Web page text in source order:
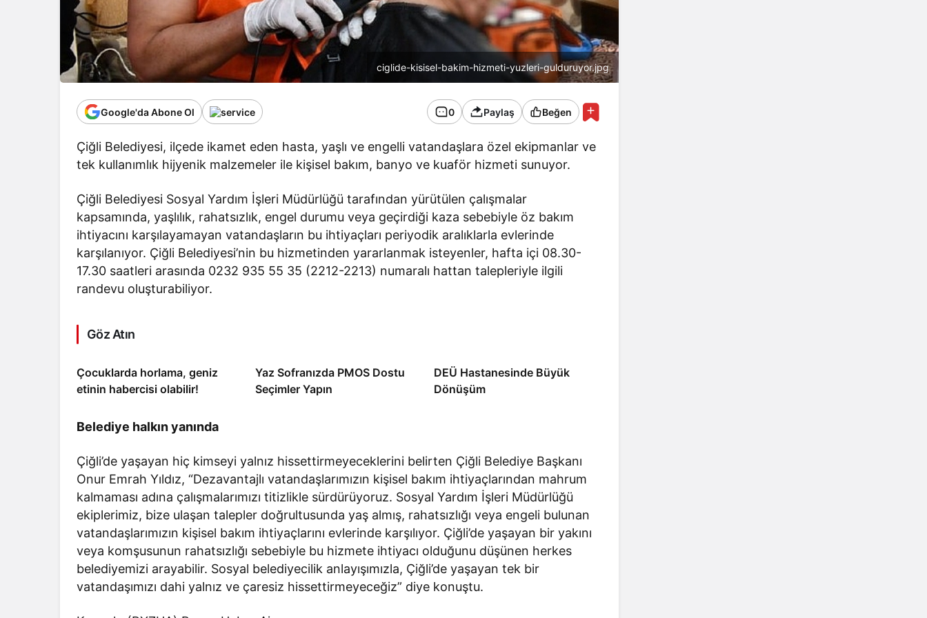
ciglide-kisisel-bakim-hizmeti-yuzleri-gulduruyor.jpg
Google'da Abone Ol 0 Paylaş Beğen
Çiğli Belediyesi, ilçede ikamet eden hasta, yaşlı ve engelli vatandaşlara özel ekipmanlar ve
tek kullanımlık hijyenik malzemeler ile kişisel bakım, banyo ve kuaför hizmeti sunuyor.
Çiğli Belediyesi Sosyal Yardım İşleri Müdürlüğü tarafından yürütülen çalışmalar
kapsamında, yaşlılık, rahatsızlık, engel durumu veya geçirdiği kaza sebebiyle öz bakım
ihtiyacını karşılayamayan vatandaşların bu ihtiyaçları periyodik aralıklarla evlerinde
karşılanıyor. Çiğli Belediyesi’nin bu hizmetinden yararlanmak isteyenler, hafta içi 08.30-
17.30 saatleri arasında 0232 935 55 35 (2212-2213) numaralı hattan talepleriyle ilgili
randevu oluşturabiliyor.
Göz Atın
Çocuklarda horlama, geniz
etinin habercisi olabilir!
Yaz Sofranızda PMOS Dostu
Seçimler Yapın
DEÜ Hastanesinde Büyük
Dönüşüm
Belediye halkın yanında
Çiğli’de yaşayan hiç kimseyi yalnız hissettirmeyeceklerini belirten Çiğli Belediye Başkanı
Onur Emrah Yıldız, “Dezavantajlı vatandaşlarımızın kişisel bakım ihtiyaçlarından mahrum
kalmaması adına çalışmalarımızı titizlikle sürdürüyoruz. Sosyal Yardım İşleri Müdürlüğü
ekiplerimiz, bize ulaşan talepler doğrultusunda yaş almış, rahatsızlığı veya engeli bulunan
vatandaşlarımızın kişisel bakım ihtiyaçlarını evlerinde karşılıyor. Çiğli’de yaşayan bir yakını
veya komşusunun rahatsızlığı sebebiyle bu hizmete ihtiyacı olduğunu düşünen herkes
belediyemizi arayabilir. Sosyal belediyecilik anlayışımızla, Çiğli’de yaşayan tek bir
vatandaşımızı dahi yalnız ve çaresiz hissettirmeyeceğiz” diye konuştu.